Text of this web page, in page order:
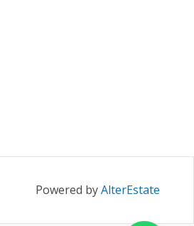
Powered byAlterEstate